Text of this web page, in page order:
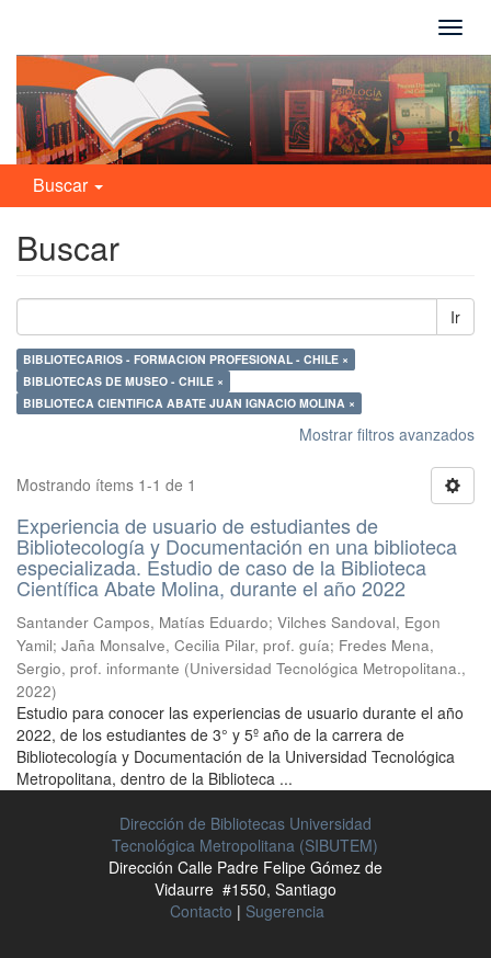
Buscar
Buscar
Ir
BIBLIOTECARIOS - FORMACION PROFESIONAL - CHILE ×
BIBLIOTECAS DE MUSEO - CHILE ×
BIBLIOTECA CIENTIFICA ABATE JUAN IGNACIO MOLINA ×
Mostrar filtros avanzados
Mostrando ítems 1-1 de 1
Experiencia de usuario de estudiantes de
Bibliotecología y Documentación en una biblioteca
especializada. Estudio de caso de la Biblioteca
Científica Abate Molina, durante el año 2022
Santander Campos, Matías Eduardo; Vilches Sandoval, Egon
Yamil; Jaña Monsalve, Cecilia Pilar, prof. guía; Fredes Mena,
Sergio, prof. informante (Universidad Tecnológica Metropolitana.,
2022)
Estudio para conocer las experiencias de usuario durante el año
2022, de los estudiantes de 3° y 5º año de la carrera de
Bibliotecología y Documentación de la Universidad Tecnológica
Metropolitana, dentro de la Biblioteca ...
Dirección de Bibliotecas Universidad
Tecnológica Metropolitana (SIBUTEM)
Dirección Calle Padre Felipe Gómez de
Vidaurre #1550, Santiago
Contacto | Sugerencia